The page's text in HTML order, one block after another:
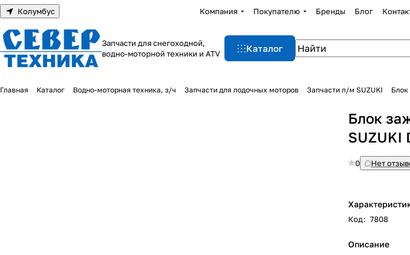
Колумбус Компания Покупателю Бренды Блог
Запчасти для снегоходной,
водно-моторной техники и ATV
Каталог
Главная Каталог Водно-моторная техника, з/ч Запчасти для лодочных моторов Запчасти л/м SUZUKI Блок
Блок
SUZUKI
0 Нет
Код: 7808
Описание